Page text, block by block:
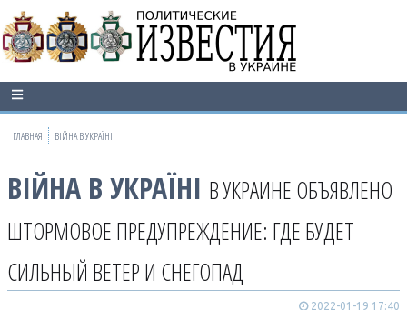
ГЛАВНАЯ ВІЙНА В УКРАЇНІ
ВІЙНА В УКРАЇНІ В УКРАИНЕ ОБЪЯВЛЕНО
ШТОРМОВОЕ ПРЕДУПРЕЖДЕНИЕ: ГДЕ БУДЕТ
СИЛЬНЫЙ ВЕТЕР И СНЕГОПАД
2022-01-19 17:40